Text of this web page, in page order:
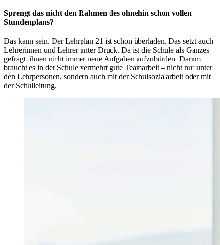
Sprengt das nicht den Rahmen des ohnehin schon vollen
Stundenplans?
Das kann sein. Der Lehrplan 21 ist schon überladen. Das setzt auch
Lehrerinnen und Lehrer unter Druck. Da ist die Schule als Ganzes
gefragt, ihnen nicht immer neue Aufgaben aufzubürden. Darum
braucht es in der Schule vermehrt gute Teamarbeit – nicht nur unter
den Lehrpersonen, sondern auch mit der Schulsozialarbeit oder mit
der Schulleitung.